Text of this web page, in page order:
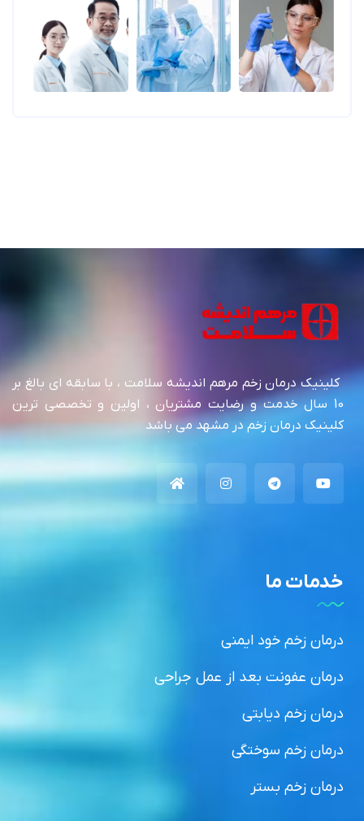
کلینیک درمان زخم مرهم اندیشه سلامت ، با سابقه ای بالغ بر
10 سال خدمت و رضایت مشتریان ، اولین و تخصصی ترین
کلینیک درمان زخم در مشهد می باشد
خدمات ما
درمان زخم خود ایمنی
درمان عفونت بعد از عمل جراحی
درمان زخم دیابتی
درمان زخم سوختگی
درمان زخم بستر